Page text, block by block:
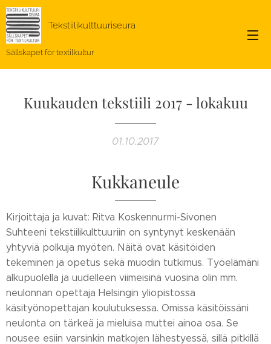
Tekstiilikulttuuriseura
Sällskapet för textilkultur
Kuukauden tekstiili 2017 - lokakuu
01.10.2017
Kukkaneule
Kirjoittaja ja kuvat: Ritva Koskennurmi-Sivonen
Suhteeni tekstiilikulttuuriin on syntynyt keskenään
yhtyviä polkuja myöten. Näitä ovat käsitöiden
tekeminen ja opetus sekä muodin tutkimus. Työelämäni
alkupuolella ja uudelleen viimeisinä vuosina olin mm.
neulonnan opettaja Helsingin yliopistossa
käsityönopettajan koulutuksessa. Omissa käsitöissäni
neulonta on tärkeä ja mieluisa muttei ainoa osa. Se
nousee esiin varsinkin matkojen lähestyessä, sillä pitkillä